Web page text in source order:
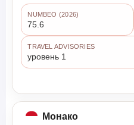
NUMBEO (2026)
75.6
TRAVEL ADVISORIES
уровень 1
Монако